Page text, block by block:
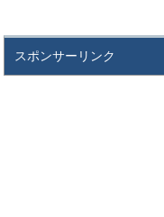
スポンサーリンク